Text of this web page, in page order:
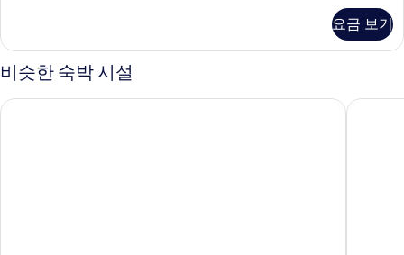
모
보
기
(투
룸
온
돌)
자
요금 보기
비슷한 숙박 시설
부안 변산반도 토미앤스파 펜션 부안 코